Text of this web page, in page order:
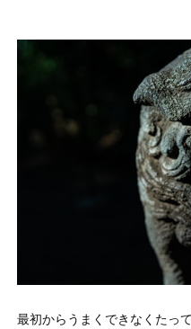
最初からうまくできなくたっ